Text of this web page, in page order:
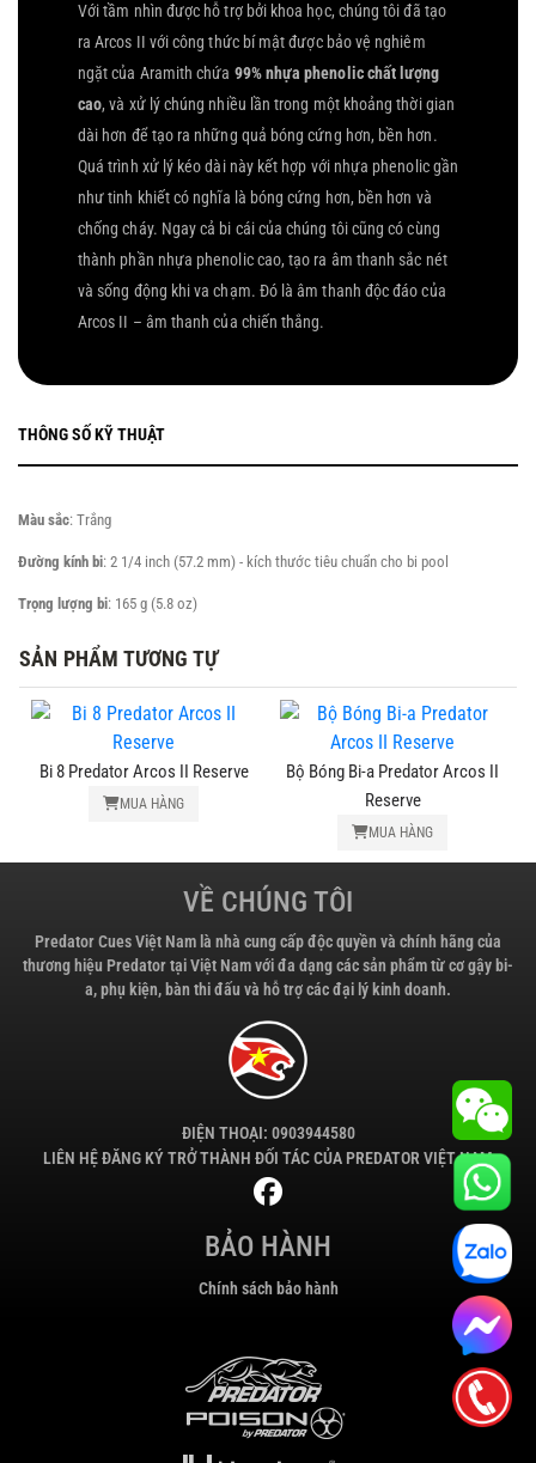
Với tầm nhìn được hỗ trợ bởi khoa học, chúng tôi đã tạo
ra Arcos II với công thức bí mật được bảo vệ nghiêm
ngặt của Aramith chứa 99% nhựa phenolic chất lượng
cao, và xử lý chúng nhiều lần trong một khoảng thời gian
dài hơn để tạo ra những quả bóng cứng hơn, bền hơn.
Quá trình xử lý kéo dài này kết hợp với nhựa phenolic gần
như tinh khiết có nghĩa là bóng cứng hơn, bền hơn và
chống cháy. Ngay cả bi cái của chúng tôi cũng có cùng
thành phần nhựa phenolic cao, tạo ra âm thanh sắc nét
và sống động khi va chạm. Đó là âm thanh độc đáo của
Arcos II – âm thanh của chiến thắng.
THÔNG SỐ KỸ THUẬT
Màu sắc: Trắng
Đường kính bi: 2 1/4 inch (57.2 mm) - kích thước tiêu chuẩn cho bi pool
Trọng lượng bi: 165 g (5.8 oz)
SẢN PHẨM TƯƠNG TỰ
Bi 8 Predator Arcos II Reserve
MUA HÀNG
Bộ Bóng Bi-a Predator Arcos II
Reserve
MUA HÀNG
VỀ CHÚNG TÔI
Predator Cues Việt Nam là nhà cung cấp độc quyền và chính hãng của
thương hiệu Predator tại Việt Nam với đa dạng các sản phẩm từ cơ gậy bi-
a, phụ kiện, bàn thi đấu và hỗ trợ các đại lý kinh doanh.
ĐIỆN THOẠI: 0903944580
LIÊN HỆ ĐĂNG KÝ TRỞ THÀNH ĐỐI TÁC CỦA PREDATOR VIỆT NAM
BẢO HÀNH
Chính sách bảo hành